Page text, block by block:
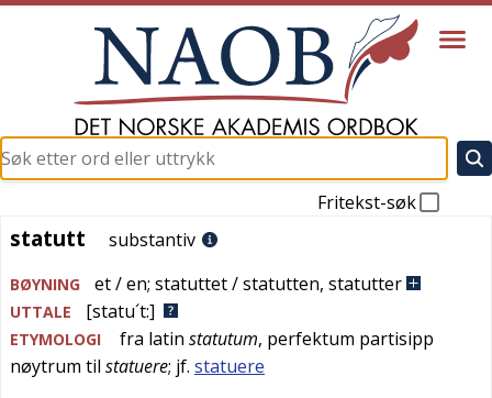
Fritekst-søk
statutt
statutt substantiv
BØYNING et / en; statuttet / statutten, statutter
UTTALE [statu´t:]
ETYMOLOGI fra latin statutum, perfektum partisipp
nøytrum til statuere; jf. statuere